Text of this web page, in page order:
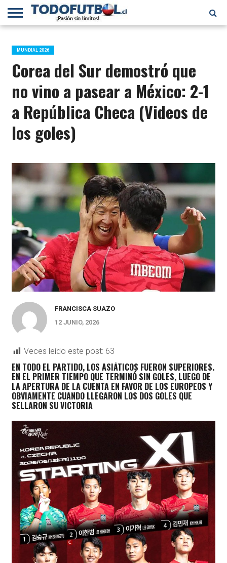
PRIMERA
B
SELECCIÓN
CHILENA
CHILENOS
EN EL
MUNDO
FÚTBOL
INTERNACIONAL
MUNDIAL 2026
Corea del Sur demostró que
no vino a pasear a México: 2-1
a República Checa (Videos de
los goles)
FRANCISCA SUAZO
12 JUNIO, 2026
Veces leído este post: 63
EN TODO EL PARTIDO, LOS ASIÁTICOS FUERON SUPERIORES.
EN EL PRIMER TIEMPO QUE TERMINÓ SIN GOLES, LUEGO DE
LA APERTURA DE LA CUENTA EN FAVOR DE LOS EUROPEOS Y
OBVIAMENTE CUANDO LLEGARON LOS DOS GOLES QUE
SELLARON SU VICTORIA